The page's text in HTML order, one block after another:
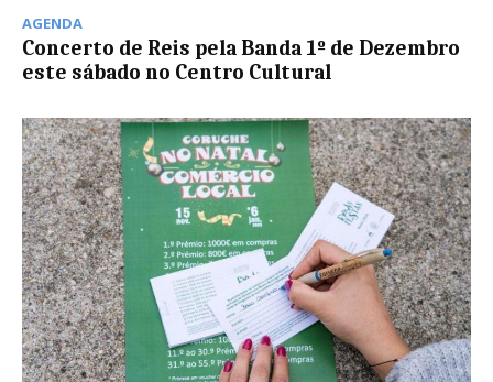
AGENDA
Concerto de Reis pela Banda 1º de Dezembro
este sábado no Centro Cultural